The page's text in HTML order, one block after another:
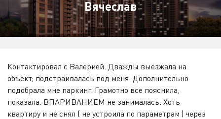
Вячеслав
Контактировал с Валерией. Дважды выезжала на
объект; подстраивалась под меня. Дополнительно
подобрала мне паркинг. Грамотно все пояснила,
показала. ВПАРИВАНИЕМ не занималась. Хоть
квартиру и не снял ( не устроила по параметрам ) через